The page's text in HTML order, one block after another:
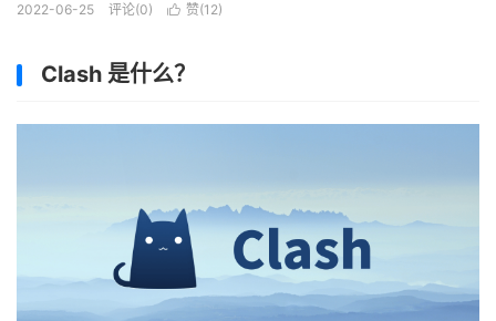
2022-06-25 评论(0)  赞(12)
Clash 是什么？